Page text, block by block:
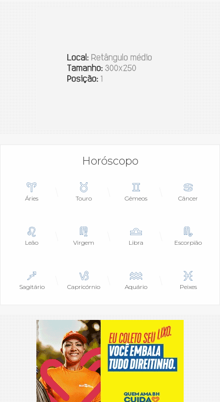
Horóscopo
Áries Touro Gêmeos Câncer
Leão Virgem Libra Escorpião
Sagitário Capricórnio Aquário Peixes